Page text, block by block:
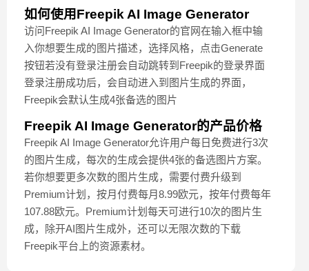
如何使用Freepik AI Image Generator
访问Freepik AI Image Generator的官网在输入框中输
入你想要生成的图片描述，选择风格，点击Generate
按钮若没有登录注册会自动跳转到Freepik的登录界面
登录注册成功后，会自动进入到图片生成的界面，
Freepik会默认生成4张备选的图片
Freepik AI Image Generator的产品价格
Freepik AI Image Generator允许用户每日免费进行3次
的图片生成，每次的生成会提供4张的备选图片方案。
若你想要更多次数的图片生成，需要付费升级到
Premium计划，按月付费每月8.99欧元，按年付费每年
107.88欧元。Premium计划每天可进行10次的图片生
成，除开AI图片生成外，还可以无限次数的下载
Freepik平台上的资源素材。